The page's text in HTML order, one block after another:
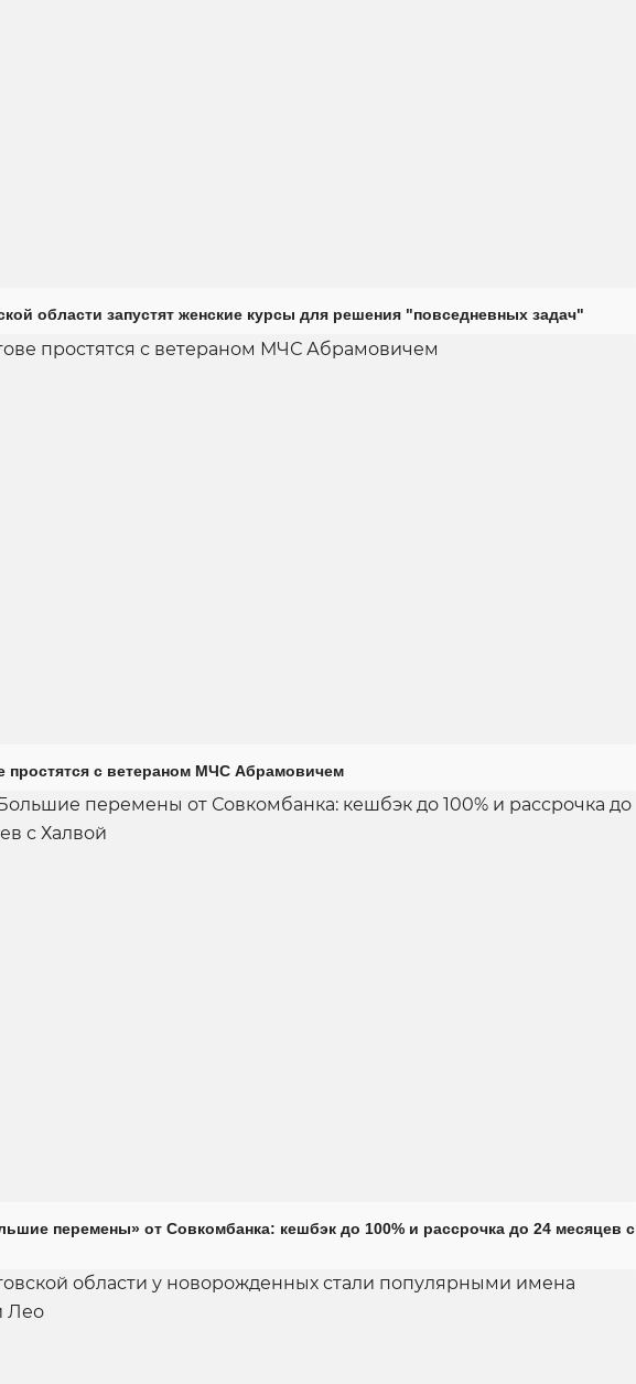
области запустят женские курсы для решения "повседневных задач"
простятся с ветераном МЧС Абрамовичем
перемены» от Совкомбанка: кешбэк до 100% и рассрочка до 24 месяцев с